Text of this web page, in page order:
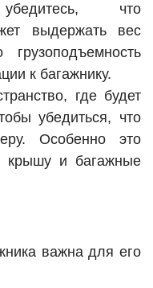
что
выдержать вес
к багажнику.
где будет
убедиться, что
Особенно это
крышу и багажные
важна для его